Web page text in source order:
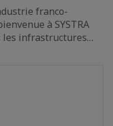
franco-
à SYSTRA
les infrastructures…